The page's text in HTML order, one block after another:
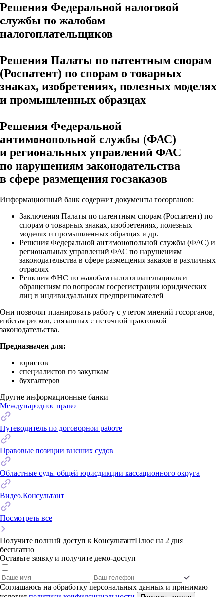
Решения Федеральной налоговой
службы по жалобам
налогоплательщиков
Решения Палаты по патентным спорам
(Роспатент) по спорам о товарных
знаках, изобретениях, полезных моделях
и промышленных образцах
Решения Федеральной
антимонопольной службы (ФАС)
и региональных управлений ФАС
по нарушениям законодательства
в сфере размещения госзаказов
Информационный банк содержит документы госорганов:
Заключения Палаты по патентным спорам (Роспатент) по
спорам о товарных знаках, изобретениях, полезных
моделях и промышленных образцах и др.
Решения Федеральной антимонопольной службы (ФАС) и
региональных управлений ФАС по нарушениям
законодательства в сфере размещения заказов в различных
отраслях
Решения ФНС по жалобам налогоплательщиков и
обращениям по вопросам госрегистрации юридических
лиц и индивидуальных предпринимателей
Они позволят планировать работу с учетом мнений госорганов,
избегая рисков, связанных с неточной трактовкой
законодательства.
Предназначен для:
юристов
специалистов по закупкам
бухгалтеров
Другие информационные банки
Международное право
Путеводитель по договорной работе
Правовые позиции высших судов
Областные суды общей юрисдикции кассационного округа
Видео.Консультант
Посмотреть все
Получите полный доступ к КонсультантПлюс на 2 дня
бесплатно
Оставьте заявку и получите демо-доступ
Соглашаюсь на обработку персональных данных и принимаю